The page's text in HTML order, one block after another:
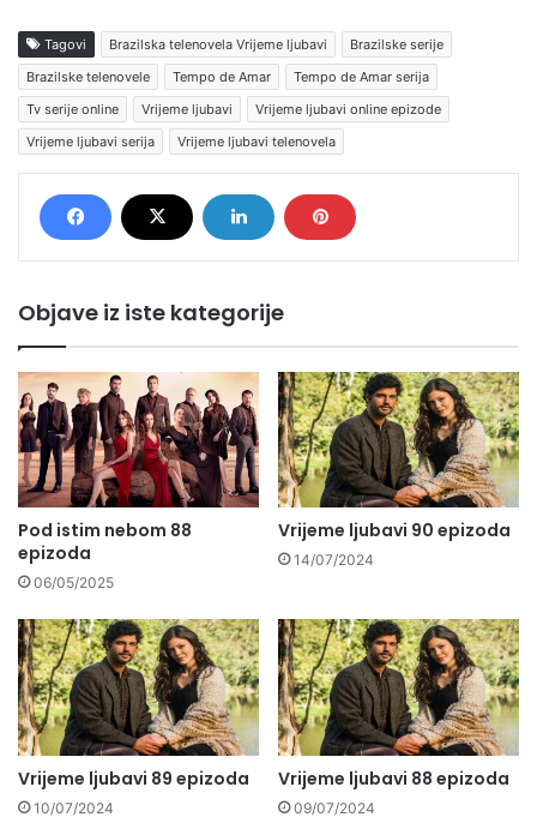
Tagovi Brazilska telenovela Vrijeme ljubavi
Brazilske serije
Brazilske telenovele
Tempo de Amar
Tempo de Amar serija
Tv serije online
Vrijeme ljubavi
Vrijeme ljubavi online epizode
Vrijeme ljubavi serija
Vrijeme ljubavi telenovela
Objave iz iste kategorije
Pod istim nebom 88
epizoda
06/05/2025
Vrijeme ljubavi 90 epizoda
14/07/2024
Vrijeme ljubavi 89 epizoda
10/07/2024
Vrijeme ljubavi 88 epizoda
09/07/2024